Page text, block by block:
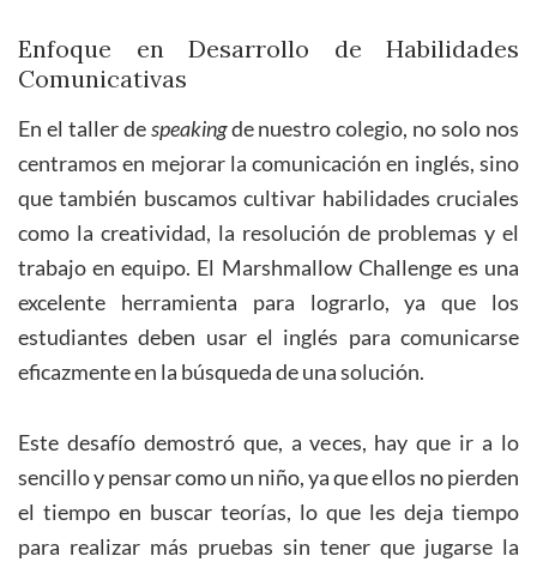
Enfoque en Desarrollo de Habilidades
Comunicativas
En el taller despeakingde nuestro colegio, no solo nos
centramos en mejorar la comunicación en inglés, sino
que también buscamos cultivar habilidades cruciales
como la creatividad, la resolución de problemas y el
trabajo en equipo. El Marshmallow Challenge es una
excelente herramienta para lograrlo, ya que los
estudiantes deben usar el inglés para comunicarse
eficazmente en la búsqueda de una solución.
Este desafío demostró que, a veces, hay que ir a lo
sencillo y pensar como un niño, ya que ellos no pierden
el tiempo en buscar teorías, lo que les deja tiempo
para realizar más pruebas sin tener que jugarse la